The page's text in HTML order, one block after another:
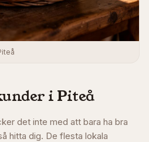
i Piteå
det inte med att bara ha bra
hitta dig. De flesta lokala